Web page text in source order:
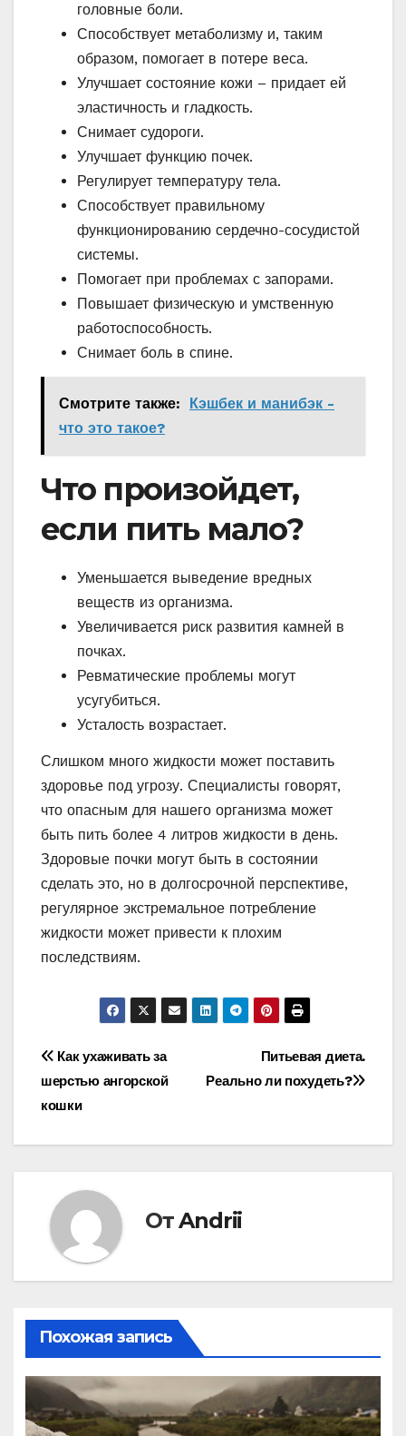
головные боли.
Способствует метаболизму и, таким
образом, помогает в потере веса.
Улучшает состояние кожи – придает ей
эластичность и гладкость.
Снимает судороги.
Улучшает функцию почек.
Регулирует температуру тела.
Способствует правильному
функционированию сердечно-сосудистой
системы.
Помогает при проблемах с запорами.
Повышает физическую и умственную
работоспособность.
Снимает боль в спине.
Смотрите также:
Кэшбек и манибэк -
что это такое?
Что произойдет,
если пить мало?
Уменьшается выведение вредных
веществ из организма.
Увеличивается риск развития камней в
почках.
Ревматические проблемы могут
усугубиться.
Усталость возрастает.
Слишком много жидкости может поставить
здоровье под угрозу. Специалисты говорят,
что опасным для нашего организма может
быть пить более 4 литров жидкости в день.
Здоровые почки могут быть в состоянии
сделать это, но в долгосрочной перспективе,
регулярное экстремальное потребление
жидкости может привести к плохим
последствиям.
Навигация
по
записям
Питьевая диета.
Реально ли похудеть?
Как ухаживать за
шерстью ангорской
кошки
ОтAndrii
Похожая запись